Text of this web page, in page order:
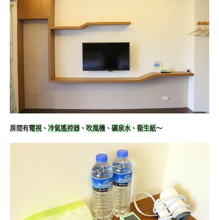
房間有電視、 冷氣遙控器 、 吹風機 、 礦泉水、 衛生紙～